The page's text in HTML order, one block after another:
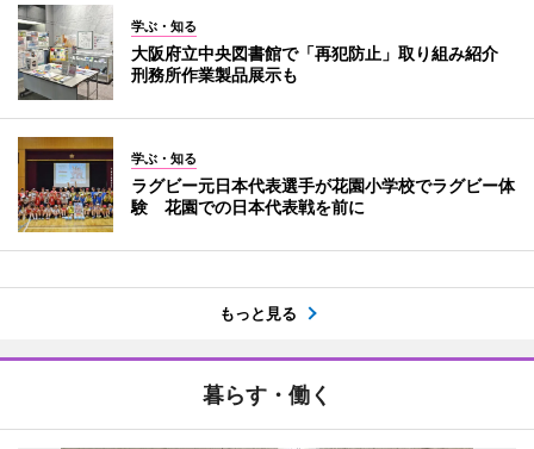
学ぶ・知る
大阪府立中央図書館で「再犯防止」取り組み紹介
刑務所作業製品展示も
学ぶ・知る
ラグビー元日本代表選手が花園小学校でラグビー体
験 花園での日本代表戦を前に
もっと見る
暮らす・働く